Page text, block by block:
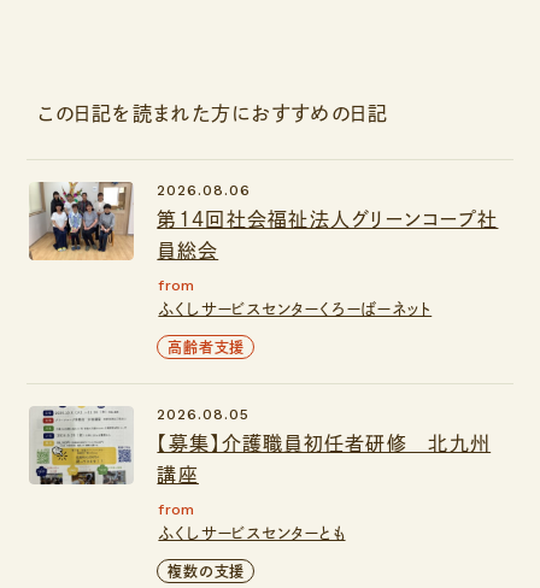
この日記を読まれた方におすすめの日記
第14回社会福祉法人グリーンコープ社
員総会
2026.08.06
from
ふくしサービスセンターくろーばーネット
高齢者支援
【募集】介護職員初任者研修 北九州
講座
2026.08.05
from
ふくしサービスセンターとも
複数の支援